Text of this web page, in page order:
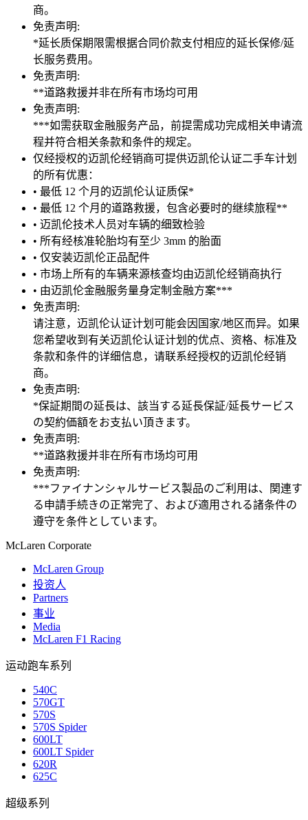
商。
免责声明:
*延长质保期限需根据合同价款支付相应的延长保修/延
长服务费用。
免责声明:
**道路救援并非在所有市场均可用
免责声明:
***如需获取金融服务产品，前提需成功完成相关申请流
程并符合相关条款和条件的规定。
仅经授权的迈凯伦经销商可提供迈凯伦认证二手车计划
的所有优惠：
• 最低 12 个月的迈凯伦认证质保*
• 最低 12 个月的道路救援，包含必要时的继续旅程**
• 迈凯伦技术人员对车辆的细致检验
• 所有经核准轮胎均有至少 3mm 的胎面
• 仅安装迈凯伦正品配件
• 市场上所有的车辆来源核查均由迈凯伦经销商执行
• 由迈凯伦金融服务量身定制金融方案***
免责声明:
请注意，迈凯伦认证计划可能会因国家/地区而异。如果
您希望收到有关迈凯伦认证计划的优点、资格、标准及
条款和条件的详细信息，请联系经授权的迈凯伦经销
商。
免责声明:
*保証期間の延長は、該当する延長保証/延長サービス
の契約価額をお支払い頂きます。
免责声明:
**道路救援并非在所有市场均可用
免责声明:
***ファイナンシャルサービス製品のご利用は、関連す
る申請手続きの正常完了、および適用される諸条件の
遵守を条件としています。
McLaren Corporate
McLaren Group
投资人
Partners
事业
Media
McLaren F1 Racing
运动跑车系列
540C
570GT
570S
570S Spider
600LT
600LT Spider
620R
625C
超级系列